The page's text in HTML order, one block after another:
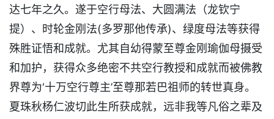
达七年之久。遂于空行母法、大圆满法（龙钦宁
提）、时轮金刚法(多罗那他传承)、绿度母法等获得
殊胜证悟和成就。尤其自幼得蒙至尊金刚瑜伽母摄受
和加护，获得众多绝密不共空行教授和成就而被佛教
界尊为‘十万空行尊主’至尊那若巴祖师的转世真身。
夏珠秋杨仁波切此生所获成就，远非我等凡俗之辈及